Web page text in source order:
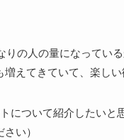
の人の量になっている
えてきていて、楽しい
について紹介したいと
い）